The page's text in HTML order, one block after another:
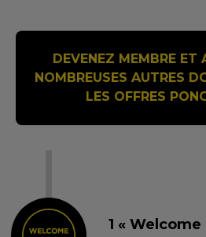
DEVENEZ MEMBRE ET
NOMBREUSES AUTRES
LES OFFRES
1 « Welcome